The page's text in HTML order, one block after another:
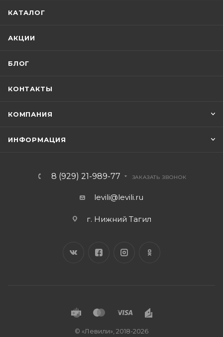
КАТАЛОГ
АКЦИИ
БЛОГ
КОНТАКТЫ
КОМПАНИЯ
ИНФОРМАЦИЯ
8 (929) 21-989-77 ЗАКАЗАТЬ ЗВОНОК
levili@levili.ru
г. Нижний Тагил
© «Левили», 2018-2026